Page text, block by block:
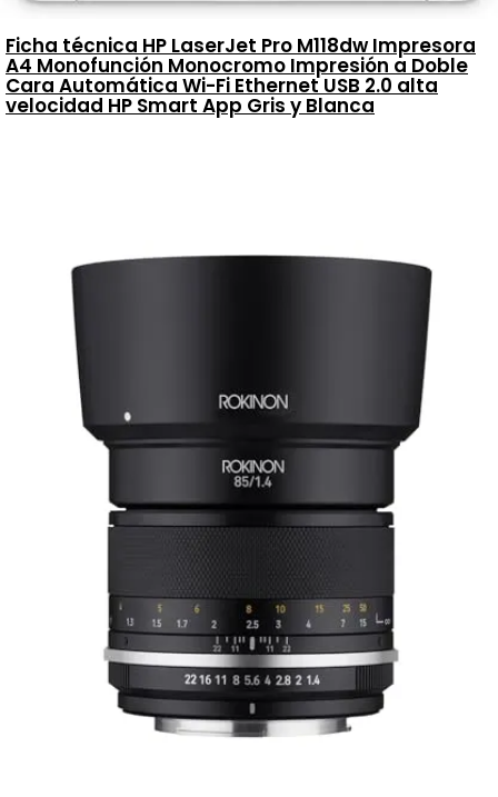
Ficha técnica HP LaserJet Pro M118dw Impresora
A4 Monofunción Monocromo Impresión a Doble
Cara Automática Wi-Fi Ethernet USB 2.0 alta
velocidad HP Smart App Gris y Blanca